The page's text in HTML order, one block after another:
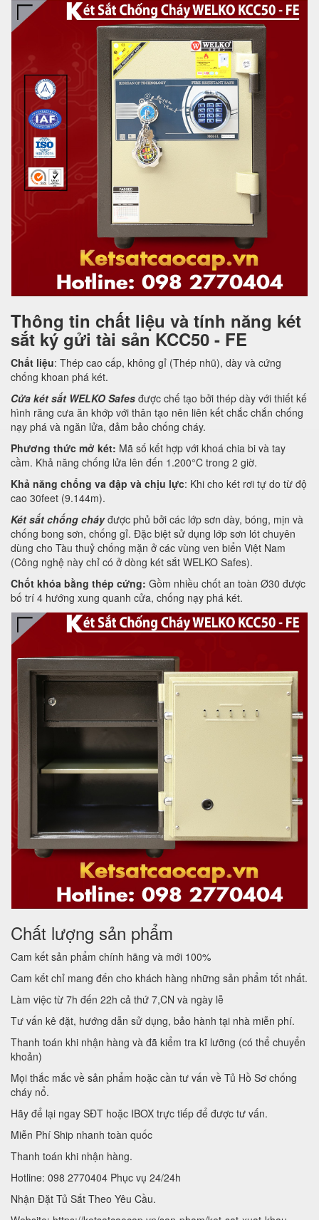
Thông tin chất liệu và tính năng két
sắt ký gửi tài sản KCC50 - FE
Chất liệu: Thép cao cấp, không gỉ (Thép nhũ), dày và cứng
chống khoan phá két.
Cửa két sắt WELKO Safes được chế tạo bởi thép dày với thiết kế
hình răng cưa ăn khớp với thân tạo nên liên kết chắc chắn chống
nạy phá và ngăn lửa, đảm bảo chống cháy.
Phương thức mở két: Mã số kết hợp với khoá chia bi và tay
cầm. Khả năng chống lửa lên đến 1.200°C trong 2 giờ.
Khả năng chống va đập và chịu lực: Khi cho két rơi tự do từ độ
cao 30feet (9.144m).
Két sắt chống cháyđược phủ bởi các lớp sơn dày, bóng, mịn và
chống bong sơn, chống gỉ. Đặc biệt sử dụng lớp sơn lót chuyên
dùng cho Tàu thuỷ chống mặn ở các vùng ven biển Việt Nam
(Công nghệ này chỉ có ở dòng két sắt WELKO Safes).
Chốt khóa bằng thép cứng: Gồm nhiều chốt an toàn Ø30 được
bố trí 4 hướng xung quanh cửa, chống nạy phá két.
Chất lượng sản phẩm
Cam kết sản phẩm chính hãng và mới 100%
Cam kết chỉ mang đến cho khách hàng những sản phẩm tốt nhất.
Làm việc từ 7h đến 22h cả thứ 7,CN và ngày lễ
Tư vấn kê đặt, hướng dẫn sử dụng, bảo hành tại nhà miễn phí.
Thanh toán khi nhận hàng và đã kiểm tra kĩ lưỡng (có thể chuyển
khoản)
Mọi thắc mắc về sản phẩm hoặc cần tư vấn về Tủ Hồ Sơ chống
cháy nổ.
Hãy để lại ngay SĐT hoặc IBOX trực tiếp để được tư vấn.
Miễn Phí Ship nhanh toàn quốc
Thanh toán khi nhận hàng.
Hotline: 098 2770404 Phục vụ 24/24h
Nhận Đặt Tủ Sắt Theo Yêu Cầu.